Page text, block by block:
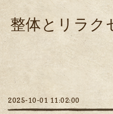
整体とリラ
2025-10-01 11:02:00